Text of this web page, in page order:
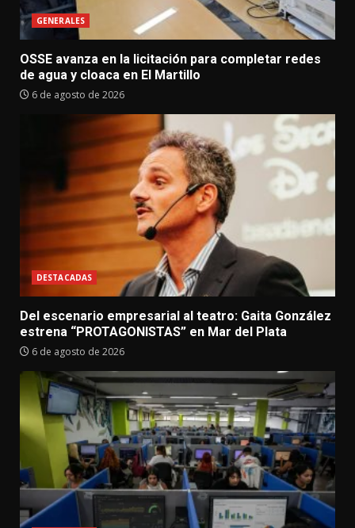
GENERALES
OSSE avanza en la licitación para completar redes
de agua y cloaca en El Martillo
6 de agosto de 2026
DESTACADAS
Del escenario empresarial al teatro: Gaita González
estrena “PROTAGONISTAS” en Mar del Plata
6 de agosto de 2026